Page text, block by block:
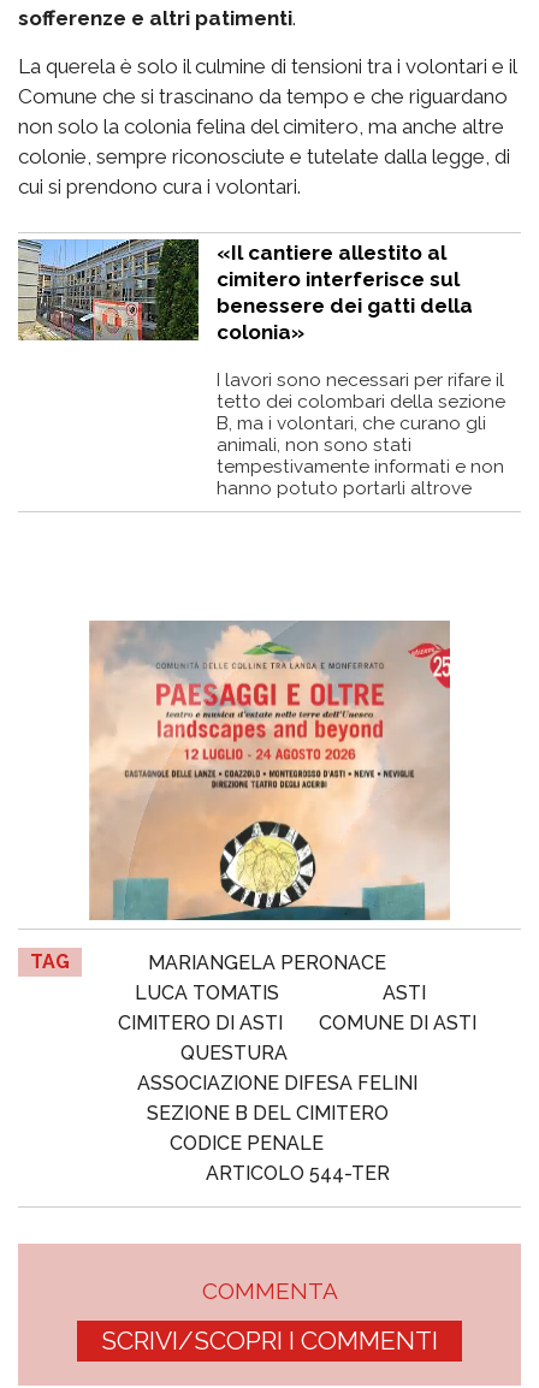
sofferenze e altri patimenti.
La querela è solo il culmine di tensioni tra i volontari e il
Comune che si trascinano da tempo e che riguardano
non solo la colonia felina del cimitero, ma anche altre
colonie, sempre riconosciute e tutelate dalla legge, di
cui si prendono cura i volontari.
«Il cantiere allestito al
cimitero interferisce sul
benessere dei gatti della
colonia»
I lavori sono necessari per rifare il
tetto dei colombari della sezione
B, ma i volontari, che curano gli
animali, non sono stati
tempestivamente informati e non
hanno potuto portarli altrove
TAG
MARIANGELA PERONACE
LUCA TOMATIS
ASTI
CIMITERO DI ASTI
COMUNE DI ASTI
QUESTURA
ASSOCIAZIONE DIFESA FELINI
SEZIONE B DEL CIMITERO
CODICE PENALE
ARTICOLO 544-TER
COMMENTA
SCRIVI/SCOPRI I COMMENTI